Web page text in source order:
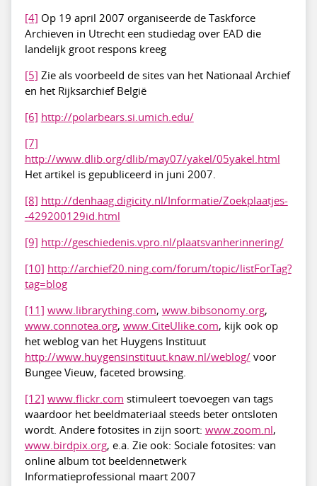
[4] Op 19 april 2007 organiseerde de Taskforce
Archieven in Utrecht een studiedag over EAD die
landelijk groot respons kreeg
[5] Zie als voorbeeld de sites van het Nationaal Archief
en het Rijksarchief België
[6] http://polarbears.si.umich.edu/
[7]
http://www.dlib.org/dlib/may07/yakel/05yakel.html
Het artikel is gepubliceerd in juni 2007.
[8] http://denhaag.digicity.nl/Informatie/Zoekplaatjes-
-429200129id.html
[9] http://geschiedenis.vpro.nl/plaatsvanherinnering/
[10] http://archief20.ning.com/forum/topic/listForTag?
tag=blog
[11] www.librarything.com, www.bibsonomy.org,
www.connotea.org, www.CiteUlike.com, kijk ook op
het weblog van het Huygens Instituut
http://www.huygensinstituut.knaw.nl/weblog/voor
Bungee Vieuw, faceted browsing.
[12] www.flickr.com stimuleert toevoegen van tags
waardoor het beeldmateriaal steeds beter ontsloten
wordt. Andere fotosites in zijn soort: www.zoom.nl,
www.birdpix.org, e.a. Zie ook: Sociale fotosites: van
online album tot beeldennetwerk
Informatieprofessional maart 2007